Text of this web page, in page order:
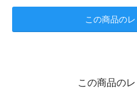
この商品の
この商品の